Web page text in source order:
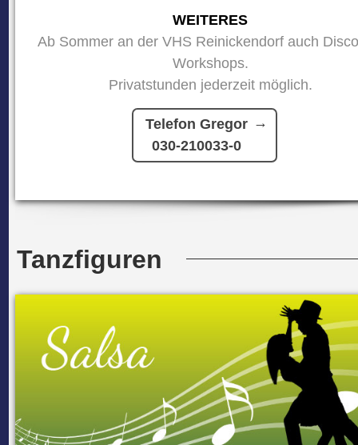
WEITERES
Ab Sommer an der VHS Reinickendorf auch
Workshops.
Privatstunden jederzeit möglich.
Telefon Gregor
030-210033-0
Tanzfiguren